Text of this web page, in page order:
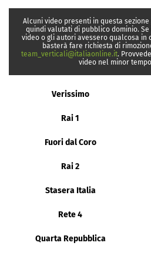
Alcuni video presenti in questa
quindi valutati di pubblico dominio.
video o gli autori avessero qualcosa
basterà fare richiesta di
team_verticali@italiaonline.it.
video nel minor
Verissimo
Rai 1
Fuori dal Coro
Rai 2
Stasera Italia
Rete 4
Quarta Repubblica